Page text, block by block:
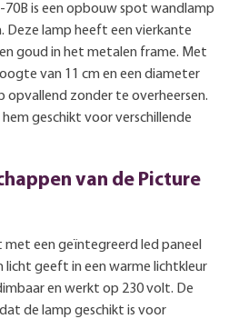
70B is een opbouw spot wandlamp
Deze lamp heeft een vierkante
goud in het metalen frame. Met
van 11 cm en een diameter
opvallend zonder te overheersen.
geschikt voor verschillende
van de Picture
een geïntegreerd led paneel
licht geeft in een warme lichtkleur
en werkt op 230 volt. De
de lamp geschikt is voor